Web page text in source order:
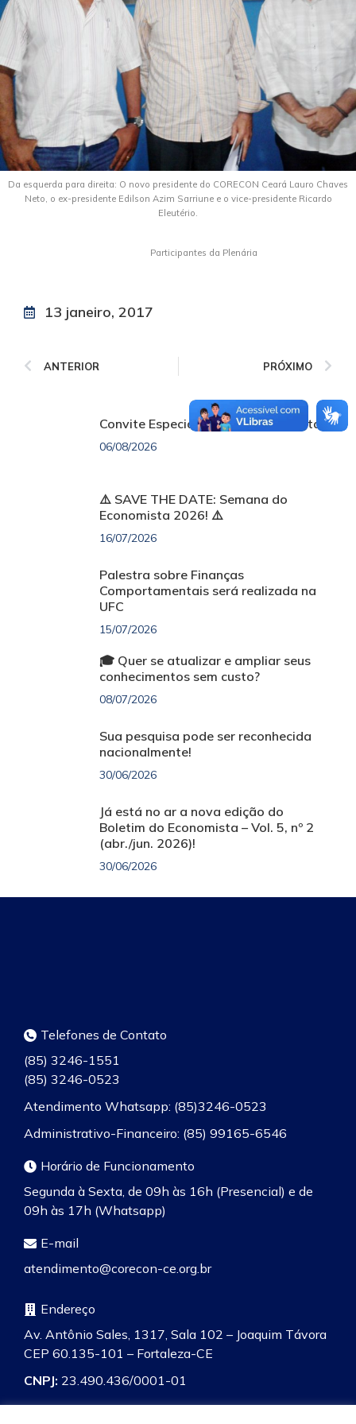
Da esquerda para direita: O novo presidente do CORECON Ceará Lauro Chaves
Neto, o ex-presidente Edilson Azim Sarriune e o vice-presidente Ricardo
Eleutério.
Participantes da Plenária
13 janeiro, 2017
ANTERIOR PRÓXIMO
Convite Especial | Dia do Economista
06/08/2026
⚠️ SAVE THE DATE: Semana do
Economista 2026! ⚠️
16/07/2026
Palestra sobre Finanças
Comportamentais será realizada na
UFC
15/07/2026
🎓 Quer se atualizar e ampliar seus
conhecimentos sem custo?
08/07/2026
Sua pesquisa pode ser reconhecida
nacionalmente!
30/06/2026
Já está no ar a nova edição do
Boletim do Economista – Vol. 5, nº 2
(abr./jun. 2026)!
30/06/2026
Telefones de Contato
(85) 3246-1551
(85) 3246-0523
Atendimento Whatsapp: (85)3246-0523
Administrativo-Financeiro: (85) 99165-6546
Horário de Funcionamento
Segunda à Sexta, de 09h às 16h (Presencial) e de
09h às 17h (Whatsapp)
E-mail
atendimento@corecon-ce.org.br
Endereço
Av. Antônio Sales, 1317, Sala 102 – Joaquim Távora
CEP 60.135-101 – Fortaleza-CE
CNPJ: 23.490.436/0001-01